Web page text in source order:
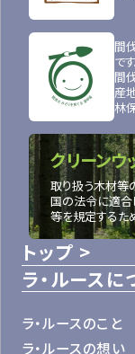
トップ
ラ・ルースに
ラ・ルースのこと
ラ・ルースの想い
間
です
間
産
林
クリーンウ
取り扱う木材等
国の法令に適合
等を規定するた